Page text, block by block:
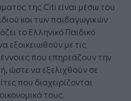
της Citi είναι μέσω του
και των παιδαγωγικών
το Ελληνικό Παιδικό
εξοικειωθούν με τις
έννοιες που επηρεάζουν την
ώστε να εξελιχθούν σε
που διαχειρίζονται
τους.